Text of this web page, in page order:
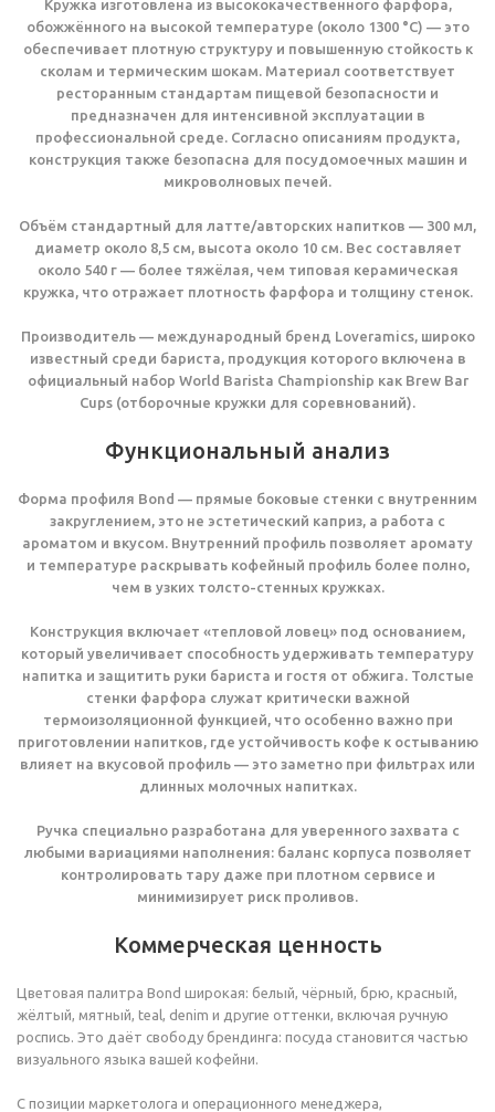
Кружка изготовлена из высококачественного фарфора,
обожжённого на высокой температуре (около 1300 °C) — это
обеспечивает плотную структуру и повышенную стойкость к
сколам и термическим шокам. Материал соответствует
ресторанным стандартам пищевой безопасности и
предназначен для интенсивной эксплуатации в
профессиональной среде. Согласно описаниям продукта,
конструкция также безопасна для посудомоечных машин и
микроволновых печей.
Объём стандартный для латте/авторских напитков — 300 мл,
диаметр около 8,5 см, высота около 10 см. Вес составляет
около 540 г — более тяжёлая, чем типовая керамическая
кружка, что отражает плотность фарфора и толщину стенок.
Производитель — международный бренд Loveramics, широко
известный среди бариста, продукция которого включена в
официальный набор World Barista Championship как Brew Bar
Cups (отборочные кружки для соревнований).
Функциональный анализ
Форма профиля Bond — прямые боковые стенки с внутренним
закруглением, это не эстетический каприз, а работа с
ароматом и вкусом. Внутренний профиль позволяет аромату
и температуре раскрывать кофейный профиль более полно,
чем в узких толсто-стенных кружках.
Конструкция включает «тепловой ловец» под основанием,
который увеличивает способность удерживать температуру
напитка и защитить руки бариста и гостя от обжига. Толстые
стенки фарфора служат критически важной
термоизоляционной функцией, что особенно важно при
приготовлении напитков, где устойчивость кофе к остыванию
влияет на вкусовой профиль — это заметно при фильтрах или
длинных молочных напитках.
Ручка специально разработана для уверенного захвата с
любыми вариациями наполнения: баланс корпуса позволяет
контролировать тару даже при плотном сервисе и
минимизирует риск проливов.
Коммерческая ценность
Цветовая палитра Bond широкая: белый, чёрный, брю, красный,
жёлтый, мятный, teal, denim и другие оттенки, включая ручную
роспись. Это даёт свободу брендинга: посуда становится частью
визуального языка вашей кофейни.
С позиции маркетолога и операционного менеджера,